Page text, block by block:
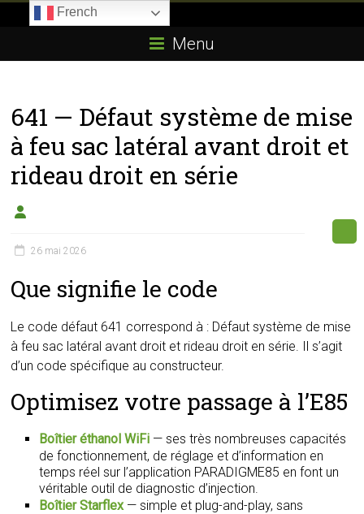
E85.com
passion
du
boîtier
éthanol
Menu
641 — Défaut système de mise
à feu sac latéral avant droit et
rideau droit en série
26 mai 2026
Que signifie le code
Le code défaut 641 correspond à : Défaut système de mise
à feu sac latéral avant droit et rideau droit en série. Il s’agit
d’un code spécifique au constructeur.
Optimisez votre passage à l’E85
Boîtier éthanol WiFi — ses très nombreuses capacités
de fonctionnement, de réglage et d’information en
temps réel sur l’application PARADIGME85 en font un
véritable outil de diagnostic d’injection.
Boîtier Starflex— simple et plug-and-play, sans
French